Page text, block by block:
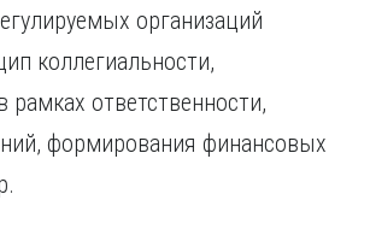
Тюмень
У
Улан-Удэ
Ульяновск
Уфа
организаций
коллегиальности,
ответственности,
формирования финансовых